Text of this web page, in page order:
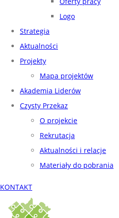
Logo
Strategia
Aktualności
Projekty
Mapa projektów
Akademia Liderów
Czysty Przekaz
O projekcie
Rekrutacja
Aktualności i relacje
Materiały do pobrania
KONTAKT